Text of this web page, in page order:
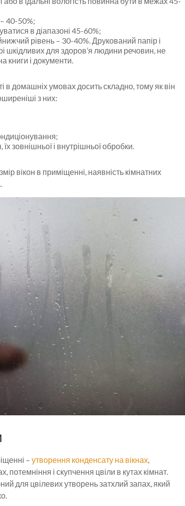
40-50%;
в діапазоні 45-60%;
рівень – 30-40%. Друкований папір і
шкідливих для здоров’я людини речовин, не
книги і документи.
в домашніх умовах досить складно, тому як він
з них:
зовнішньої і внутрішньої обробки.
вікон в приміщенні, наявність кімнатних
– утворення конденсату на вікнах,
потемніння і скупчення цвіли в кутах кімнат.
для цвілевих утворень затхлий запах, який